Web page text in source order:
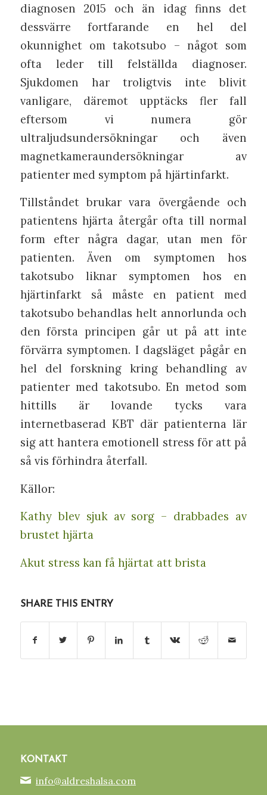
diagnosen 2015 och än idag finns det
dessvärre fortfarande en hel del
okunnighet om takotsubo – något som
ofta leder till felställda diagnoser.
Sjukdomen har troligtvis inte blivit
vanligare, däremot upptäcks fler fall
eftersom vi numera gör
ultraljudsundersökningar och även
magnetkameraundersökningar av
patienter med symptom på hjärtinfarkt.
Tillståndet brukar vara övergående och
patientens hjärta återgår ofta till normal
form efter några dagar, utan men för
patienten. Även om symptomen hos
takotsubo liknar symptomen hos en
hjärtinfarkt så måste en patient med
takotsubo behandlas helt annorlunda och
den första principen går ut på att inte
förvärra symptomen. I dagsläget pågår en
hel del forskning kring behandling av
patienter med takotsubo. En metod som
hittills är lovande tycks vara
internetbaserad KBT där patienterna lär
sig att hantera emotionell stress för att på
så vis förhindra återfall.
Källor:
Kathy blev sjuk av sorg – drabbades av
brustet hjärta
Akut stress kan få hjärtat att brista
SHARE THIS ENTRY
KONTAKT
info@aldreshalsa.com